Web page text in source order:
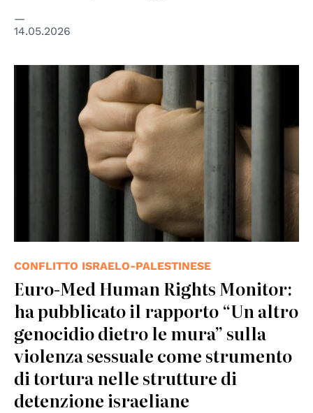
14.05.2026
CONFLITTO ISRAELO-PALESTINESE
Euro-Med Human Rights Monitor:
ha pubblicato il rapporto “Un altro
genocidio dietro le mura” sulla
violenza sessuale come strumento
di tortura nelle strutture di
detenzione israeliane